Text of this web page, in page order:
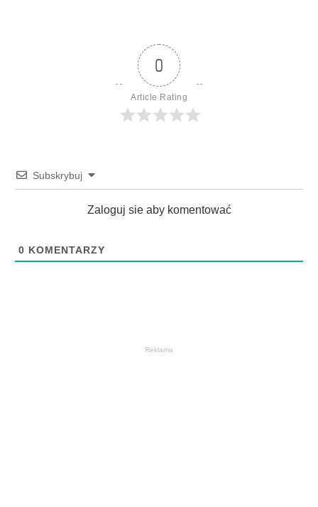
0
Article Rating
Subskrybuj
Zaloguj sie aby komentować
0 KOMENTARZY
Reklama